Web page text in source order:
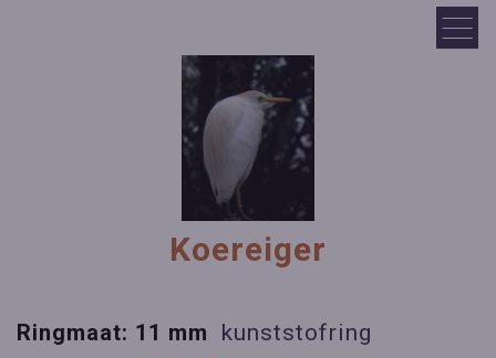
Koereiger
Ringmaat: 11 mm
kunststofring